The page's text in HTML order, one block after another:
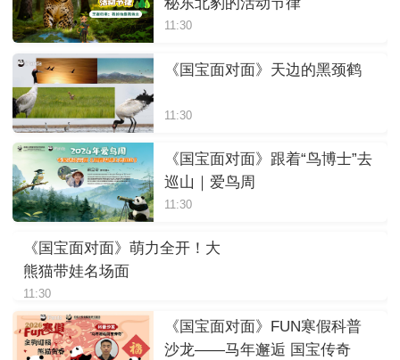
11:30
《国宝面对面》天边的黑颈鹤
11:30
《国宝面对面》跟着“鸟博士”去
巡山｜爱鸟周
11:30
《国宝面对面》萌力全开！大
熊猫带娃名场面
11:30
《国宝面对面》FUN寒假科普
沙龙——马年邂逅 国宝传奇